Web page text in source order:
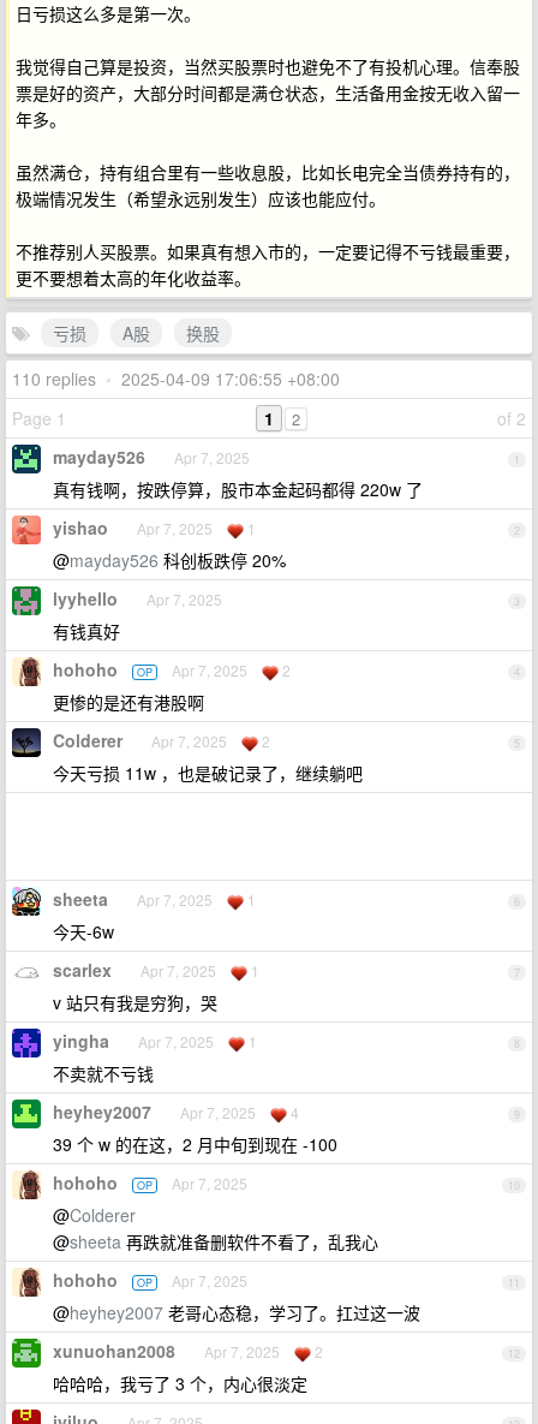
日亏损这么多是第一次。
我觉得自己算是投资，当然买股票时也避免不了有投机心理。信奉股
票是好的资产，大部分时间都是满仓状态，生活备用金按无收入留一
年多。
虽然满仓，持有组合里有一些收息股，比如长电完全当债券持有的，
极端情况发生（希望永远别发生）应该也能应付。
不推荐别人买股票。如果真有想入市的，一定要记得不亏钱最重要，
更不要想着太高的年化收益率。
亏损 A股
换股
110 replies • 2025-04-09 17:06:55 +08:00
Page 1
of 2
1 2
1
mayday526 Apr 7, 2025
真有钱啊，按跌停算，股市本金起码都得 220w 了
2
yishao Apr 7, 2025 1
@mayday526 科创板跌停 20%
3
lyyhello Apr 7, 2025
有钱真好
4
hohoho OP Apr 7, 2025 2
更惨的是还有港股啊
5
Colderer Apr 7, 2025 2
今天亏损 11w ，也是破记录了，继续躺吧
6
sheeta Apr 7, 2025 1
今天-6w
7
scarlex Apr 7, 2025 1
v 站只有我是穷狗，哭
8
yingha Apr 7, 2025 1
不卖就不亏钱
9
heyhey2007 Apr 7, 2025 4
39 个 w 的在这，2 月中旬到现在 -100
10
hohoho OP Apr 7, 2025
@Colderer
@sheeta 再跌就准备删软件不看了，乱我心
11
hohoho OP Apr 7, 2025
@heyhey2007 老哥心态稳，学习了。扛过这一波
12
xunuohan2008 Apr 7, 2025 2
哈哈哈，我亏了 3 个，内心很淡定